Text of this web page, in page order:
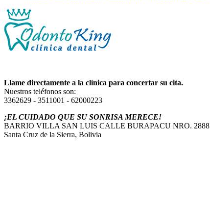
Llame directamente a la clínica para concertar su cita.
Nuestros teléfonos son:
3362629 - 3511001 - 62000223
¡EL CUIDADO QUE SU SONRISA MERECE!
BARRIO VILLA SAN LUIS CALLE BURAPACU NRO. 2888
Santa Cruz de la Sierra, Bolivia